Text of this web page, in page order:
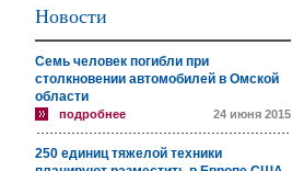
Новости
Семь человек погибли при
столкновении автомобилей в Омской
области
подробнее 24 июня 2015
250 единиц тяжелой техники